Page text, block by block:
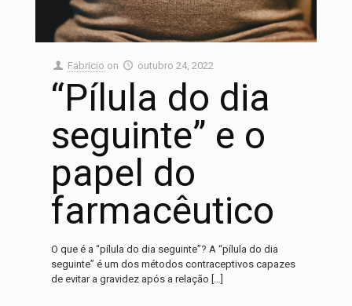
Fabricio on outubro 24, 2022
“Pílula do dia
seguinte” e o
papel do
farmacêutico
O que é a “pílula do dia seguinte”? A “pílula do dia
seguinte” é um dos métodos contraceptivos capazes
de evitar a gravidez após a relação […]